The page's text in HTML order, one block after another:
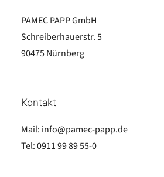
PAMEC PAPP GmbH
Schreiberhauerstr. 5
90475 Nürnberg
Kontakt
Mail: info@pamec-papp.de
Tel:0911 99 89 55-0